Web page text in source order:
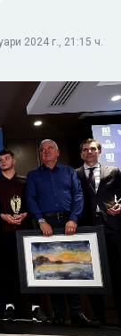
2024 г., 21:15 ч.